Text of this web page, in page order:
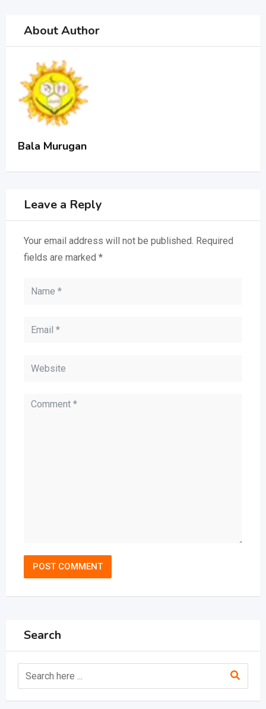
About Author
Bala Murugan
Leave a Reply
Your email address will not be published. Required
fields are marked *
Search